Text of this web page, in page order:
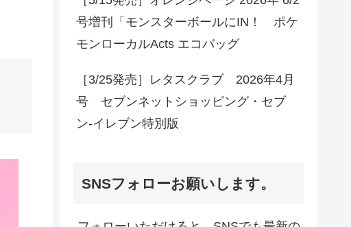
号増刊「モンスターボールにIN！ ポケ
モンローカルActs エコバッグ
［3/25発売］レタスクラブ 2026年4月
号 セブンネットショッピング・セブ
ン‐イレブン特別版
SNSフォローお願いします。